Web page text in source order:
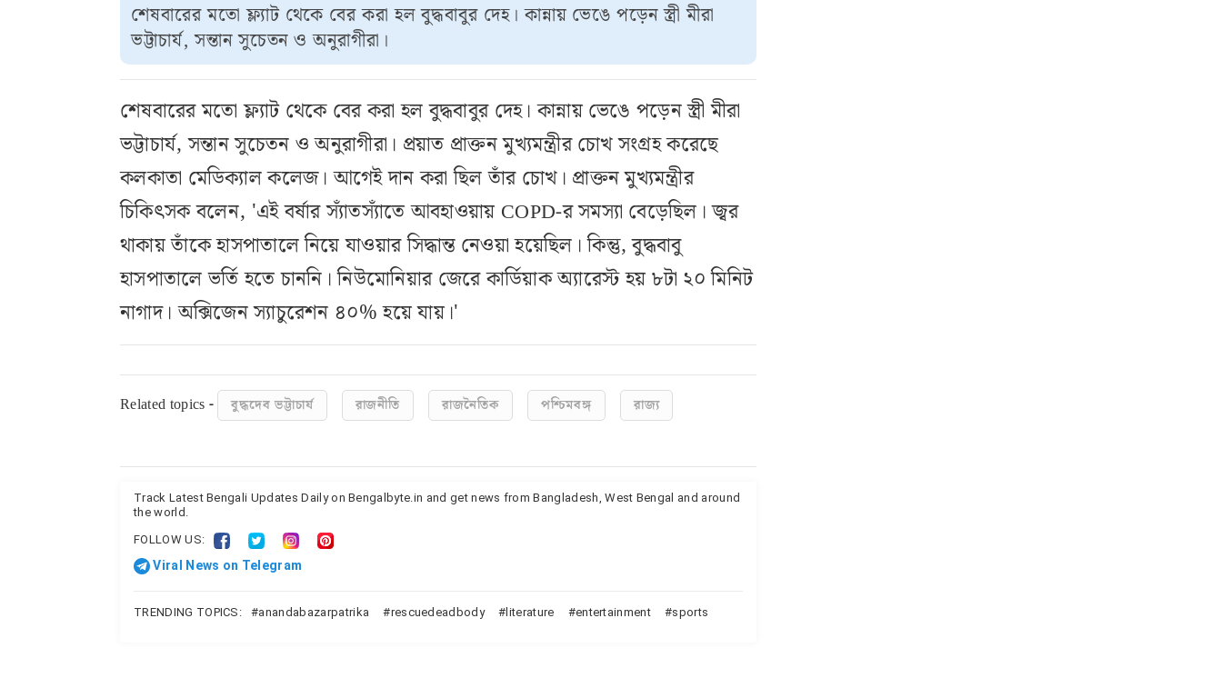
শেষবারের মতো ফ্ল্যাট থেকে বের করা হল বুদ্ধবাবুর দেহ। কান্নায় ভেঙে পড়েন স্ত্রী মীরা
ভট্টাচার্য, সন্তান সুচেতন ও অনুরাগীরা।
শেষবারের মতো ফ্ল্যাট থেকে বের করা হল বুদ্ধবাবুর দেহ। কান্নায় ভেঙে পড়েন স্ত্রী মীরা
ভট্টাচার্য, সন্তান সুচেতন ও অনুরাগীরা। প্রয়াত প্রাক্তন মুখ্যমন্ত্রীর চোখ সংগ্রহ করেছে
কলকাতা মেডিক্যাল কলেজ। আগেই দান করা ছিল তাঁর চোখ। প্রাক্তন মুখ্যমন্ত্রীর
চিকিৎসক বলেন, 'এই বর্ষার স্যাঁতস্যাঁতে আবহাওয়ায় COPD-র সমস্যা বেড়েছিল। জ্বর
থাকায় তাঁকে হাসপাতালে নিয়ে যাওয়ার সিদ্ধান্ত নেওয়া হয়েছিল। কিন্তু, বুদ্ধবাবু
হাসপাতালে ভর্তি হতে চাননি। নিউমোনিয়ার জেরে কার্ডিয়াক অ্যারেস্ট হয় ৮টা ২০ মিনিট
নাগাদ। অক্সিজেন স্যাচুরেশন ৪০% হয়ে যায়।'
Related topics - বুদ্ধদেব ভট্টাচার্য রাজনীতি রাজনৈতিক পশ্চিমবঙ্গ রাজ্য
Track Latest Bengali Updates Daily on Bengalbyte.in and get news from Bangladesh, West Bengal and around
the world.
FOLLOW US:
Viral News on Telegram
TRENDING TOPICS: anandabazarpatrika rescuedeadbody literature entertainment sports